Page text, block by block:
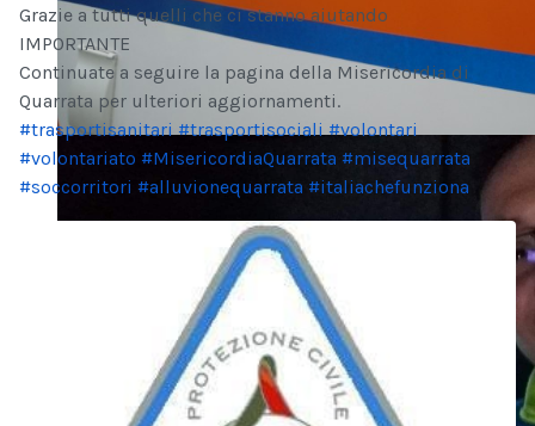
Grazie a tutti quelli che ci stanno aiutando
IMPORTANTE
Continuate a seguire la pagina della Misericordia di
Quarrata per ulteriori aggiornamenti.
#trasportisanitari #trasportisociali #volontari
#volontariato #MisericordiaQuarrata #misequarrata
#soccorritori #alluvionequarrata #italiachefunziona